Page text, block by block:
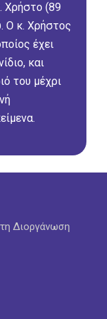
Χρήστο (89
Ο κ. Χρήστος
έχει
και
του μέχρι
Διοργάνωση